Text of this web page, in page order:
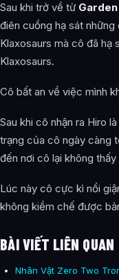
Sau khi trở về từ Garden
điên cuồng hạ sát những
Klaxosaurs mà cô đã hạ
Klaxosaurs.
Cô bất an về việc mình
Sau khi cô nhận ra Hiro
trạng của cô ngày càng
đến nơi cô lại không thấy
Lúc này cô cực kì nổi
không kiềm chế được
BÀI VIẾT LIÊN QUAN
Nhân Vật Zero Two